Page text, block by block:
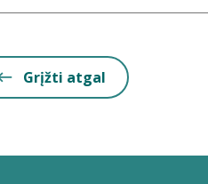
Grįžti atgal